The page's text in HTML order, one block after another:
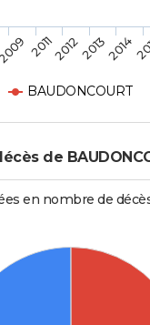
BAUDONCOURT
2011201220132014
de
en nombre de